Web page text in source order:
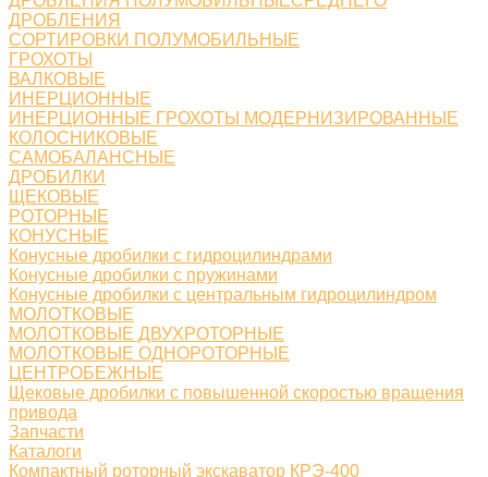
ДРОБЛЕНИЯ
СОРТИРОВКИ ПОЛУМОБИЛЬНЫЕ
ГРОХОТЫ
ВАЛКОВЫЕ
ИНЕРЦИОННЫЕ
ИНЕРЦИОННЫЕ ГРОХОТЫ МОДЕРНИЗИРОВАННЫЕ
КОЛОСНИКОВЫЕ
САМОБАЛАНСНЫЕ
ДРОБИЛКИ
ЩЕКОВЫЕ
РОТОРНЫЕ
КОНУСНЫЕ
Конусные дробилки с гидроцилиндрами
Конусные дробилки с пружинами
Конусные дробилки с центральным гидроцилиндром
МОЛОТКОВЫЕ
МОЛОТКОВЫЕ ДВУХРОТОРНЫЕ
МОЛОТКОВЫЕ ОДНОРОТОРНЫЕ
ЦЕНТРОБЕЖНЫЕ
Щековые дробилки с повышенной скоростью вращения
привода
Запчасти
Каталоги
Компактный роторный экскаватор КРЭ-400